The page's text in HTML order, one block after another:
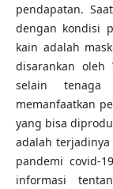
pendapatan.
dengan kondisi
kain adalah
disarankan oleh
selain
memanfaatkan
yang bisa
adalah
pandemi covid-
informasi